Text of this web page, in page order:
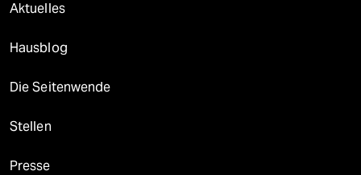
Aktuelles
Hausblog
Die Seitenwende
Stellen
Presse